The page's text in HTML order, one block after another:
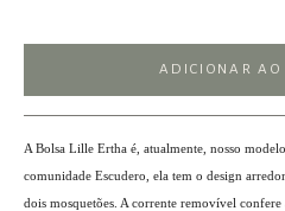
ADICIONAR AO
A Bolsa Lille Ertha é, atualmente, nosso
comunidade Escudero, ela tem o design
dois mosquetões. A corrente removível confere